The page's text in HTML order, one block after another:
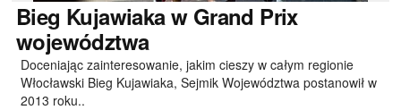
Bieg Kujawiaka w Grand Prix
województwa
Doceniając zainteresowanie, jakim cieszy w całym regionie
Włocławski Bieg Kujawiaka, Sejmik Województwa postanowił w
2013 roku..